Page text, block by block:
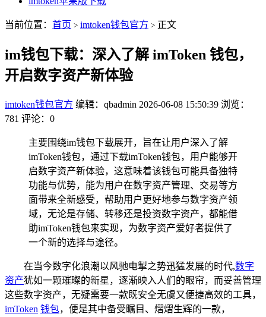
当前位置： 首页 > imtoken钱包官方 > 正文
im钱包下载：深入了解 imToken 钱包，
开启数字资产新体验
imtoken钱包官方 编辑：qbadmin 2026-06-08 15:50:39 浏览：
781 评论：0
主要围绕im钱包下载展开，旨在让用户深入了解
imToken钱包，通过下载imToken钱包，用户能够开
启数字资产新体验，这意味着该钱包可能具备独特
功能与优势，能为用户在数字资产管理、交易等方
面带来全新感受，帮助用户更好地参与数字资产领
域，无论是存储、转移还是投资数字资产，都能借
助imToken钱包来实现，为数字资产爱好者提供了
一个新的选择与途径。
在当今数字化浪潮以风驰电掣之势迅猛发展的时代,数字
资产犹如一颗璀璨的新星，逐渐映入人们的眼帘，而妥善管理
这些数字资产，无疑需要一款既安全无虞又便捷高效的工具，
imToken 钱包，便是其中备受瞩目、熠熠生辉的一款，